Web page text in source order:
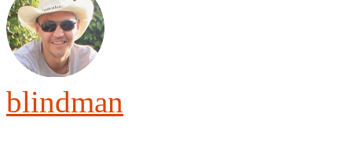
blindman